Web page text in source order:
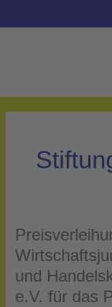
und
e.V. für das
Preisverleihung
2019
Wirtschaftsjunioren
bei
der